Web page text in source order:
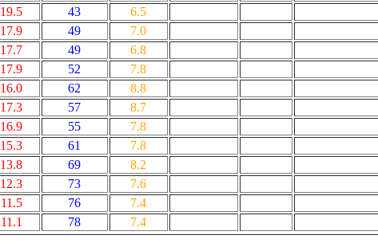
19.5 43 6.5
17.9 49 7.0
17.7 49 6.8
17.9 52 7.8
16.0 62 8.8
17.3 57 8.7
16.9 55 7.8
15.3 61 7.8
13.8 69 8.2
12.3 73 7.6
11.5 76 7.4
11.1 78 7.4